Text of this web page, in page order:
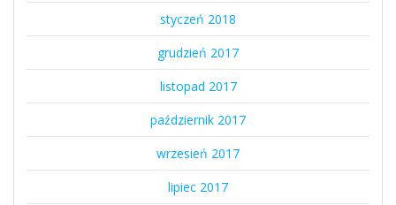
styczeń 2018
grudzień 2017
listopad 2017
październik 2017
wrzesień 2017
lipiec 2017